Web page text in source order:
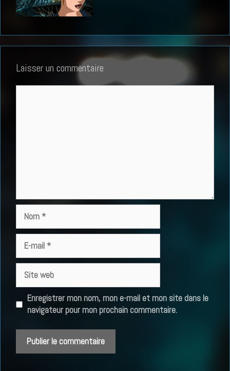
Laisser un commentaire
mail
web
Enregistrer mon nom, mon e-mail et mon site dans le
navigateur pour mon prochain commentaire.